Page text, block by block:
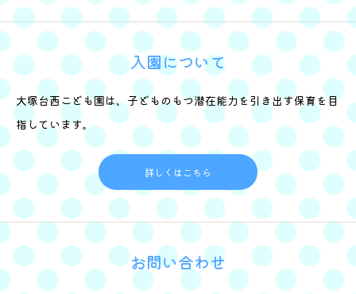
入園について
大塚台西こども園は、子どものもつ潜在能力を引き出す保育を目
指しています。
詳しくはこちら
お問い合わせ